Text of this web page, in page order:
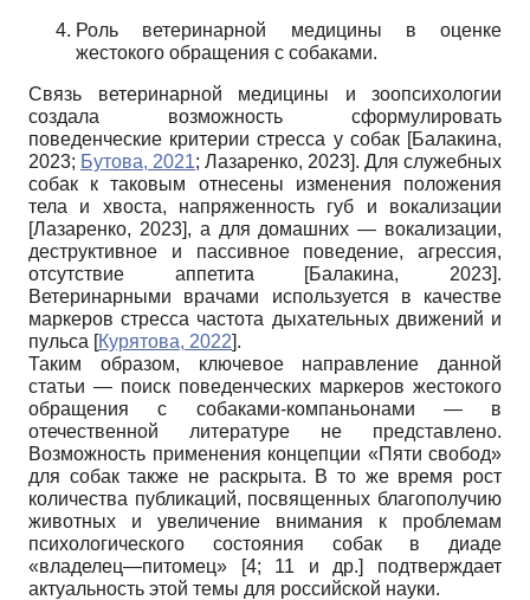
Роль ветеринарной медицины в оценке
жестокого обращения с собаками.
Связь ветеринарной медицины и зоопсихологии
создала возможность сформулировать
поведенческие критерии стресса у собак [Балакина,
2023; Бутова, 2021; Лазаренко, 2023]. Для служебных
собак к таковым отнесены изменения положения
тела и хвоста, напряженность губ и вокализации
[Лазаренко, 2023], а для домашних — вокализации,
деструктивное и пассивное поведение, агрессия,
отсутствие аппетита [Балакина, 2023].
Ветеринарными врачами используется в качестве
маркеров стресса частота дыхательных движений и
пульса [Курятова, 2022].
Таким образом, ключевое направление данной
статьи — поиск поведенческих маркеров жестокого
обращения с собаками-компаньонами — в
отечественной литературе не представлено.
Возможность применения концепции «Пяти свобод»
для собак также не раскрыта. В то же время рост
количества публикаций, посвященных благополучию
животных и увеличение внимания к проблемам
психологического состояния собак в диаде
«владелец—питомец» [4; 11 и др.] подтверждает
актуальность этой темы для российской науки.